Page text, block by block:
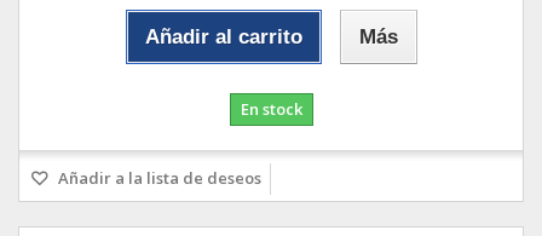
Añadir al carrito Más
En stock
Añadir a la lista de deseos